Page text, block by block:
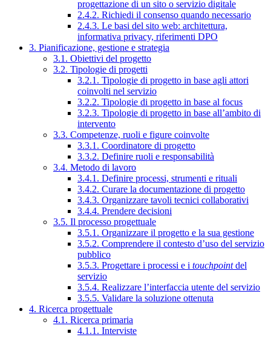
progettazione di un sito o servizio digitale
2.4.2. Richiedi il consenso quando necessario
2.4.3. Le basi del sito web: architettura,
informativa privacy, riferimenti DPO
3. Pianificazione, gestione e strategia
3.1. Obiettivi del progetto
3.2. Tipologie di progetti
3.2.1. Tipologie di progetto in base agli attori
coinvolti nel servizio
3.2.2. Tipologie di progetto in base al focus
3.2.3. Tipologie di progetto in base all’ambito di
intervento
3.3. Competenze, ruoli e figure coinvolte
3.3.1. Coordinatore di progetto
3.3.2. Definire ruoli e responsabilità
3.4. Metodo di lavoro
3.4.1. Definire processi, strumenti e rituali
3.4.2. Curare la documentazione di progetto
3.4.3. Organizzare tavoli tecnici collaborativi
3.4.4. Prendere decisioni
3.5. Il processo progettuale
3.5.1. Organizzare il progetto e la sua gestione
3.5.2. Comprendere il contesto d’uso del servizio
pubblico
3.5.3. Progettare i processi e i touchpointdel
servizio
3.5.4. Realizzare l’interfaccia utente del servizio
3.5.5. Validare la soluzione ottenuta
4. Ricerca progettuale
4.1. Ricerca primaria
4.1.1. Interviste